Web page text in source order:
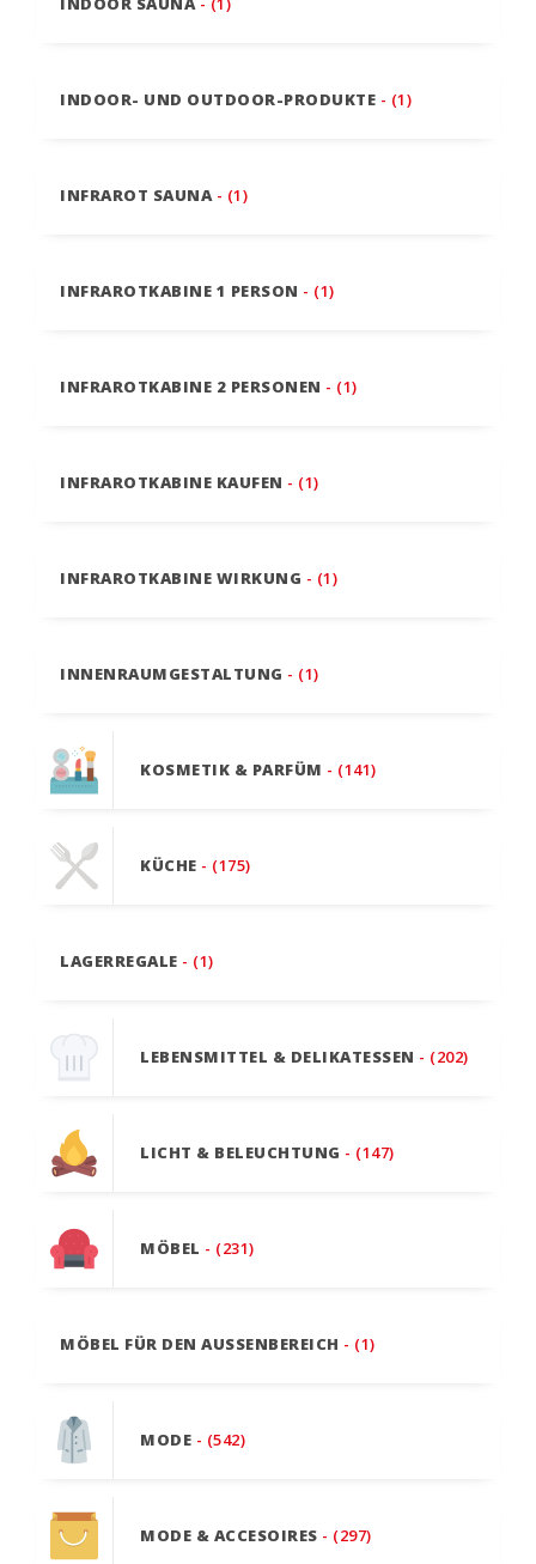
INDOOR- UND OUTDOOR-PRODUKTE - (1)
INFRAROT SAUNA - (1)
INFRAROTKABINE 1 PERSON - (1)
INFRAROTKABINE 2 PERSONEN - (1)
INFRAROTKABINE KAUFEN - (1)
INFRAROTKABINE WIRKUNG - (1)
INNENRAUMGESTALTUNG - (1)
KOSMETIK & PARFÜM - (141)
KÜCHE - (175)
LAGERREGALE - (1)
LEBENSMITTEL & DELIKATESSEN - (202)
LICHT & BELEUCHTUNG - (147)
MÖBEL - (231)
MÖBEL FÜR DEN AUSSENBEREICH - (1)
MODE - (542)
MODE & ACCESOIRES - (297)